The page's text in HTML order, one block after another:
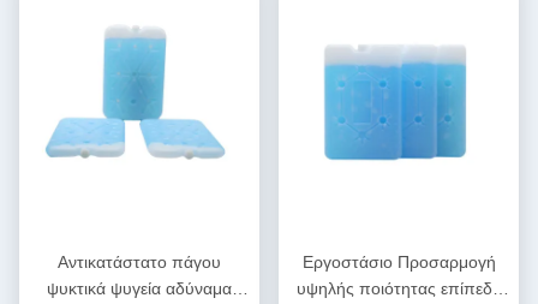
Αντικατάστατο πάγου
ψυκτικά ψυγεία αδύναμα
Εργοστάσιο Προσαρμογή
υψηλής ποιότητας επίπεδη